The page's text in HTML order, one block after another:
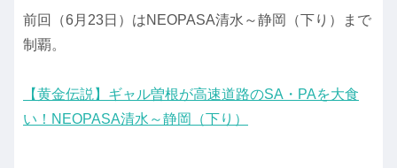
前回（6月23日）はNEOPASA清水～静岡（下り）まで
制覇。
【黄金伝説】ギャル曽根が高速道路のSA・PAを大食
い！NEOPASA清水～静岡（下り）